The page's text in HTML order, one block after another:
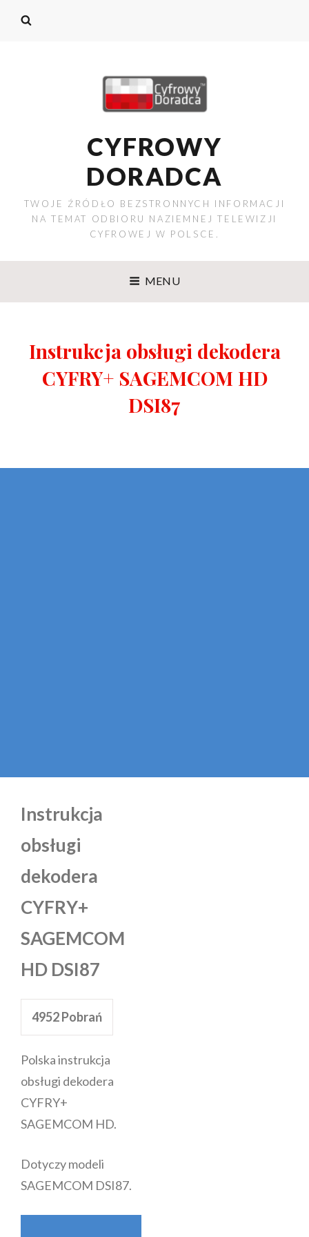
CYFROWY
DORADCA
TWOJE ŹRÓDŁO BEZSTRONNYCH INFORMACJI
NA TEMAT ODBIORU NAZIEMNEJ TELEWIZJI
CYFROWEJ W POLSCE.
MENU
Instrukcja obsługi dekodera
CYFRY+ SAGEMCOM HD
DSI87
Instrukcja
obsługi
dekodera
CYFRY+
SAGEMCOM
HD DSI87
4952Pobrań
Polska instrukcja
obsługi dekodera
CYFRY+
SAGEMCOM HD.
Dotyczy modeli
SAGEMCOM DSI87.